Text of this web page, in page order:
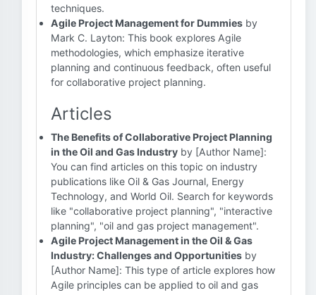
techniques.
Agile Project Management for Dummies by
Mark C. Layton: This book explores Agile
methodologies, which emphasize iterative
planning and continuous feedback, often useful
for collaborative project planning.
Articles
The Benefits of Collaborative Project Planning
in the Oil and Gas Industry by [Author Name]:
You can find articles on this topic on industry
publications like Oil & Gas Journal, Energy
Technology, and World Oil. Search for keywords
like "collaborative project planning", "interactive
planning", "oil and gas project management".
Agile Project Management in the Oil & Gas
Industry: Challenges and Opportunities by
[Author Name]: This type of article explores how
Agile principles can be applied to oil and gas